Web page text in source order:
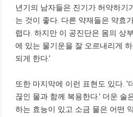
년기의 남자들은 진기가 허약하기
는 것이 좋다. 다른 약재들은 약효
렵다. 하지만 이 공진단은 몸의 상
에 있는 물기운을 잘 오르내리게
되게 한다.'
또한 마지막에 이런 표현도 있다. '
끊인 물과 함께 복용한다.' 더운 술
하는 효능이 있고 소금 물은 어떤